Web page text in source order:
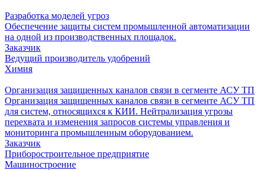
Разработка моделей угроз
Обеспечение защиты систем промышленной автоматизации
на одной из производственных площадок.
Заказчик
Ведущий производитель удобрений
Химия
Организация защищенных каналов связи в сегменте АСУ ТП
Организация защищенных каналов связи в сегменте АСУ ТП
для систем, относящихся к КИИ. Нейтрализация угрозы
перехвата и изменения запросов системы управления и
мониторинга промышленным оборудованием.
Заказчик
Приборостроительное предприятие
Машиностроение